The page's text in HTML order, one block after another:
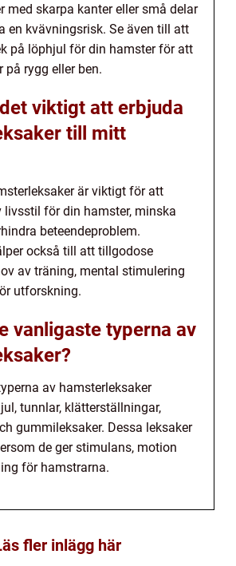
med skarpa kanter eller små delar
en kvävningsrisk. Se även till att
på löphjul för din hamster för att
på rygg eller ben.
viktigt att erbjuda
till mitt
är viktigt för att
för din hamster, minska
beteendeproblem.
också till att tillgodose
av träning, mental stimulering
utforskning.
vanligaste typerna av
av hamsterleksaker
tunnlar, klätterställningar,
gummileksaker. Dessa leksaker
de ger stimulans, motion
för hamstrarna.
fler inlägg här